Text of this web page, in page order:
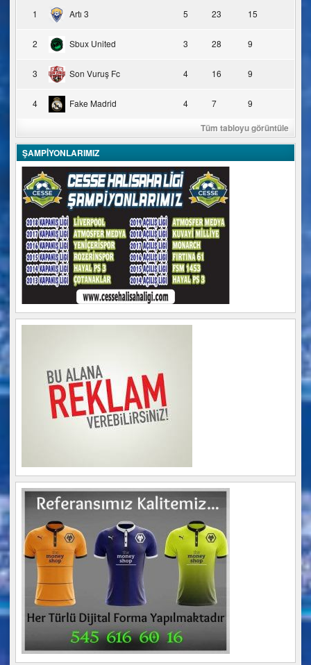
1 Artı 3 5 23 15
2 Sbux United 3 28 9
3 Son Vuruş Fc 4 16 9
4 Fake Madrid 4 7 9
Tüm tabloyu görüntüle
ŞAMPİYONLARIMIZ